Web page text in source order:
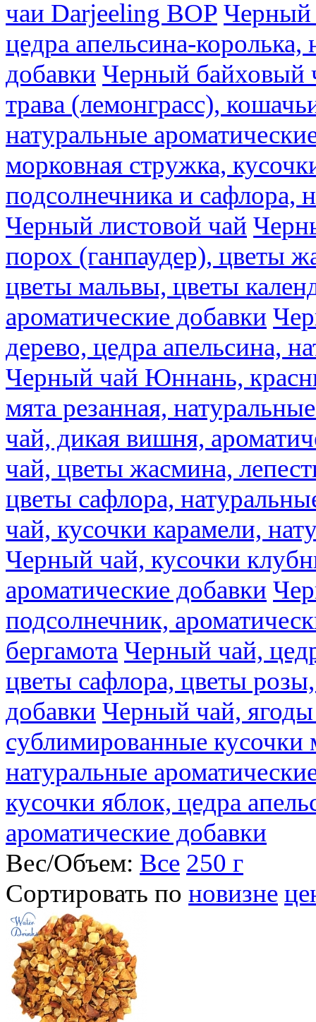
чаи Darjeeling BOP Черный
цедра апельсина-
добавки Черный байховый
трава (лемонграсс),
натуральные
морковная стружка,
подсолнечника и сафлора,
Черный листовой чай
порох (ганпаудер), цветы
цветы мальвы, цветы
ароматические добавки
дерево, цедра апельсина,
Черный чай Юннань,
мята резанная,
чай, дикая вишня,
чай, цветы жасмина,
цветы сафлора,
чай, кусочки карамели,
Черный чай, кусочки
ароматические добавки
подсолнечник,
бергамота Черный чай,
цветы сафлора, цветы
добавки Черный чай,
сублимированные
натуральные
кусочки яблок, цедра
ароматические добавки
Вес/Объем: Все 250 г
Сортировать по новизне